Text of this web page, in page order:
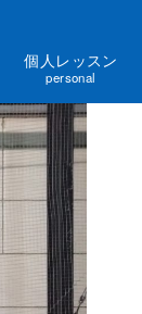
個人レッスン
personal